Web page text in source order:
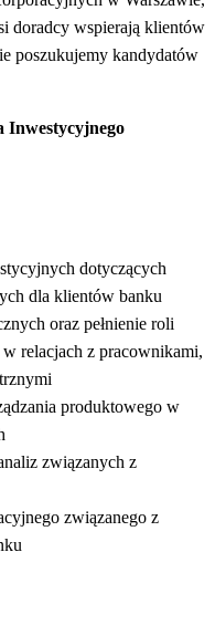
doradcy wspierają klientów
poszukujemy kandydatów
Inwestycyjnego
dotyczących
dla klientów banku
oraz pełnienie roli
relacjach z pracownikami,
produktowego w
związanych z
związanego z